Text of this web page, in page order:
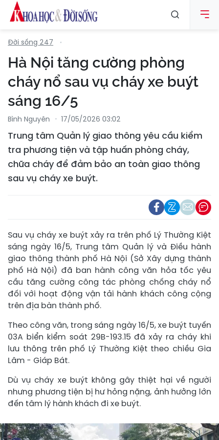
Đời sống 247
Hà Nội tăng cường phòng
cháy nổ sau vụ cháy xe buýt
sáng 16/5
Bình Nguyên 17/05/2026 03:02
Trung tâm Quản lý giao thông yêu cầu kiểm
tra phương tiện và tập huấn phòng cháy,
chữa cháy để đảm bảo an toàn giao thông
sau vụ cháy xe buýt.
Sau vụ cháy xe buýt xảy ra trên phố Lý Thường Kiệt
sáng ngày 16/5, Trung tâm Quản lý và Điều hành
giao thông thành phố Hà Nội (Sở Xây dựng thành
phố Hà Nội) đã ban hành công văn hỏa tốc yêu
cầu tăng cường công tác phòng chống cháy nổ
đối với hoạt động vận tải hành khách công cộng
trên địa bàn thành phố.
Theo công văn, trong sáng ngày 16/5, xe buýt tuyến
03A biển kiểm soát 29B-193.15 đã xảy ra cháy khi
lưu thông trên phố Lý Thường Kiệt theo chiều Gia
Lâm - Giáp Bát.
Dù vụ cháy xe buýt không gây thiệt hại về người
nhưng phương tiện bị hư hỏng nặng, ảnh hưởng lớn
đến tâm lý hành khách đi xe buýt.